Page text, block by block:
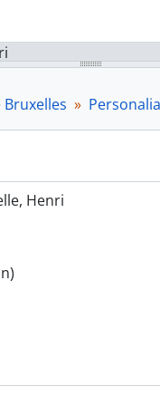
Personalia
Henri